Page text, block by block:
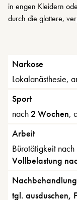
in engen Kleidern
durch die glattere,
Narkose
Lokalanästhesie,
Sport
nach 2 Wochen,
Arbeit
Bürotätigkeit nach
Vollbelastung
Nachbehandlung
tgl. ausduschen,